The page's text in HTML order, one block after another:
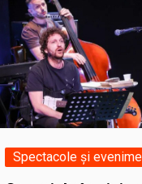
Spectacole și